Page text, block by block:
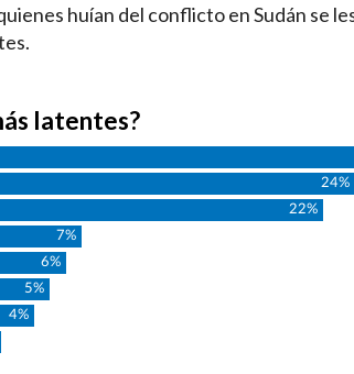
huían del conflicto en Sudán se
latentes?